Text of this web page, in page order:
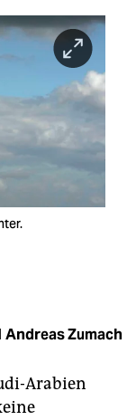
Andreas Zumach
Arabien